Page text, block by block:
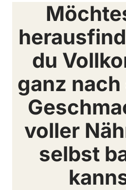
du
ganz
voller
selbst